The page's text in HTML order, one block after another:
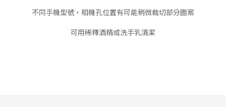
不同手機型號，相機孔位置有可能稍微裁切部分圖案
可用稀釋酒精或洗手乳清潔